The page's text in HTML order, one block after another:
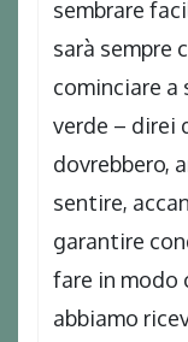
sembrare
sarà sempre
cominciare a
verde – direi
dovrebbero,
sentire,
garantire
fare in modo
abbiamo